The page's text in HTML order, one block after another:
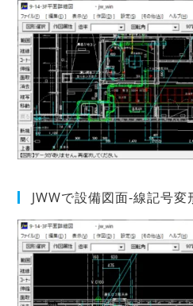
JWWで設備図面-線記号変